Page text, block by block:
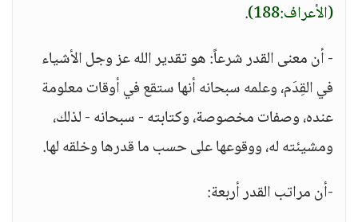
(الأعراف:188)
.
- أن معنى القدر شرعاً: هو تقدير الله عز وجل الأشياء
في القِدَم، وعلمه سبحانه أنها ستقع في أوقات معلومة
عنده، وصفات مخصوصة، وكتابته - سبحانه - لذلك،
ومشيئته له، ووقوعها على حسب ما قدرها وخلقه لها.
-أن مراتب القدر أربعة: